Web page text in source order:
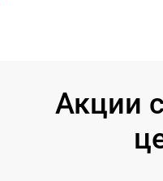
Акции